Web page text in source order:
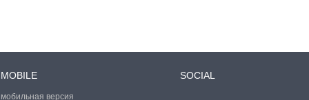
MOBILE
мобильная версия
SOCIAL